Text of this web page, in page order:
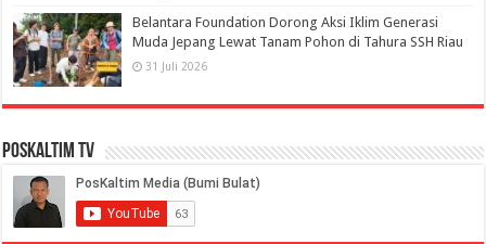
Belantara Foundation Dorong Aksi Iklim Generasi
Muda Jepang Lewat Tanam Pohon di Tahura SSH Riau
31 Juli 2026
PosKaltim TV